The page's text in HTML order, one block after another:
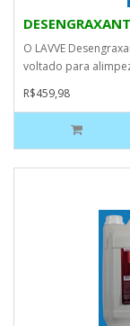
O LAVVE
voltado para
R$459,98